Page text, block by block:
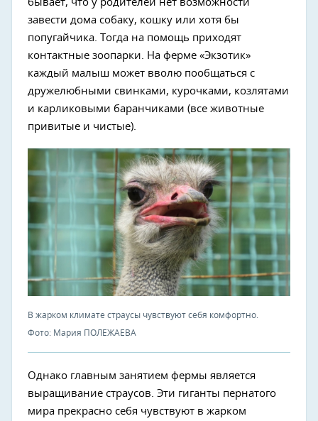
бывает, что у родителей нет возможности
завести дома собаку, кошку или хотя бы
попугайчика. Тогда на помощь приходят
контактные зоопарки. На ферме «Экзотик»
каждый малыш может вволю пообщаться с
дружелюбными свинками, курочками, козлятами
и карликовыми баранчиками (все животные
привитые и чистые).
В жарком климате страусы чувствуют себя комфортно.
Фото: Мария ПОЛЕЖАЕВА
Однако главным занятием фермы является
выращивание страусов. Эти гиганты пернатого
мира прекрасно себя чувствуют в жарком